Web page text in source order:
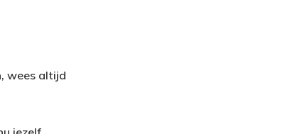
wees altijd